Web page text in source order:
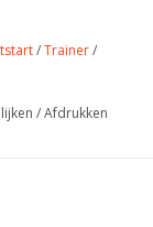
/Trainer/
/Afdrukken